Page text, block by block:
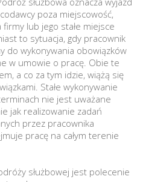
poza miejscowość,
lub jego stałe miejsce
to sytuacja, gdy pracownik
do wykonywania obowiązków
w umowie o pracę. Obie te
a co za tym idzie, wiążą się
Stałe wykonywanie
nie jest uważane
jak realizowanie zadań
przez pracownika
pracę na całym terenie
służbowej jest polecenie